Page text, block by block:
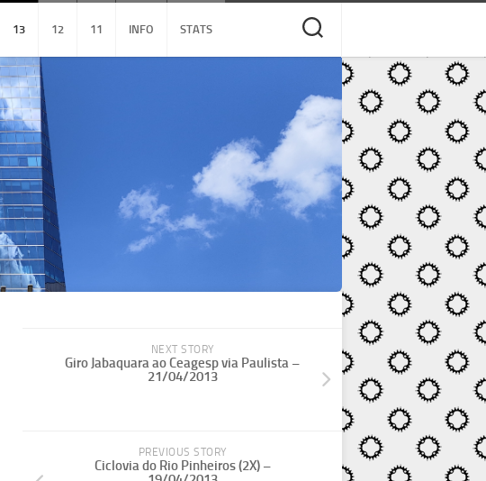
13 12 11 INFO STATS
NEXT STORY
Giro Jabaquara ao Ceagesp via Paulista –
21/04/2013
PREVIOUS STORY
Ciclovia do Rio Pinheiros (2X) –